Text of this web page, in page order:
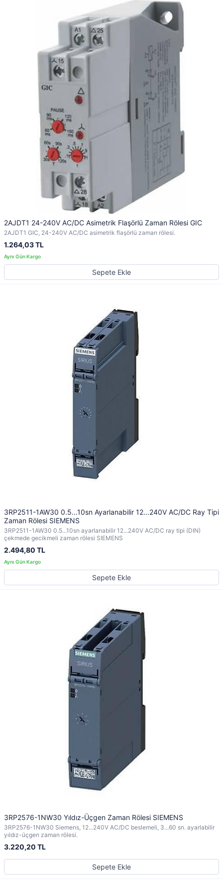
2AJDT1 24-240V AC/DC Asimetrik Flaşörlü Zaman Rölesi GIC
2AJDT1 GIC, 24-240V AC/DC asimetrik flaşörlü zaman rölesi.
1.264,03 TL
Sepete Ekle
3RP2511-1AW30 0.5...10sn Ayarlanabilir 12...240V AC/DC Ray Tipi
Zaman Rölesi SIEMENS
3RP2511-1AW30 0.5...10sn ayarlanabilir 12...240V AC/DC ray tipi (DIN)
çekmede gecikmeli zaman rölesi SIEMENS
2.494,80 TL
Sepete Ekle
3RP2576-1NW30 Yıldız-Üçgen Zaman Rölesi SIEMENS
3RP2576-1NW30 Siemens, 12...240V AC/DC beslemeli, 3...60 sn. ayarlabilir
yıldız-üçgen zaman rölesi.
3.220,20 TL
Sepete Ekle